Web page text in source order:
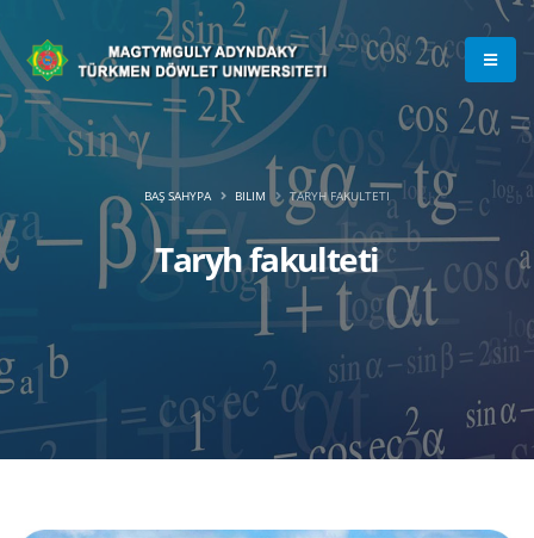
Taryh fakulteti
BAŞ SAHYPA BILIM TARYH FAKULTETI